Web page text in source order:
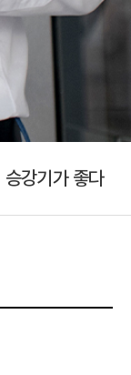
승강기가 좋다